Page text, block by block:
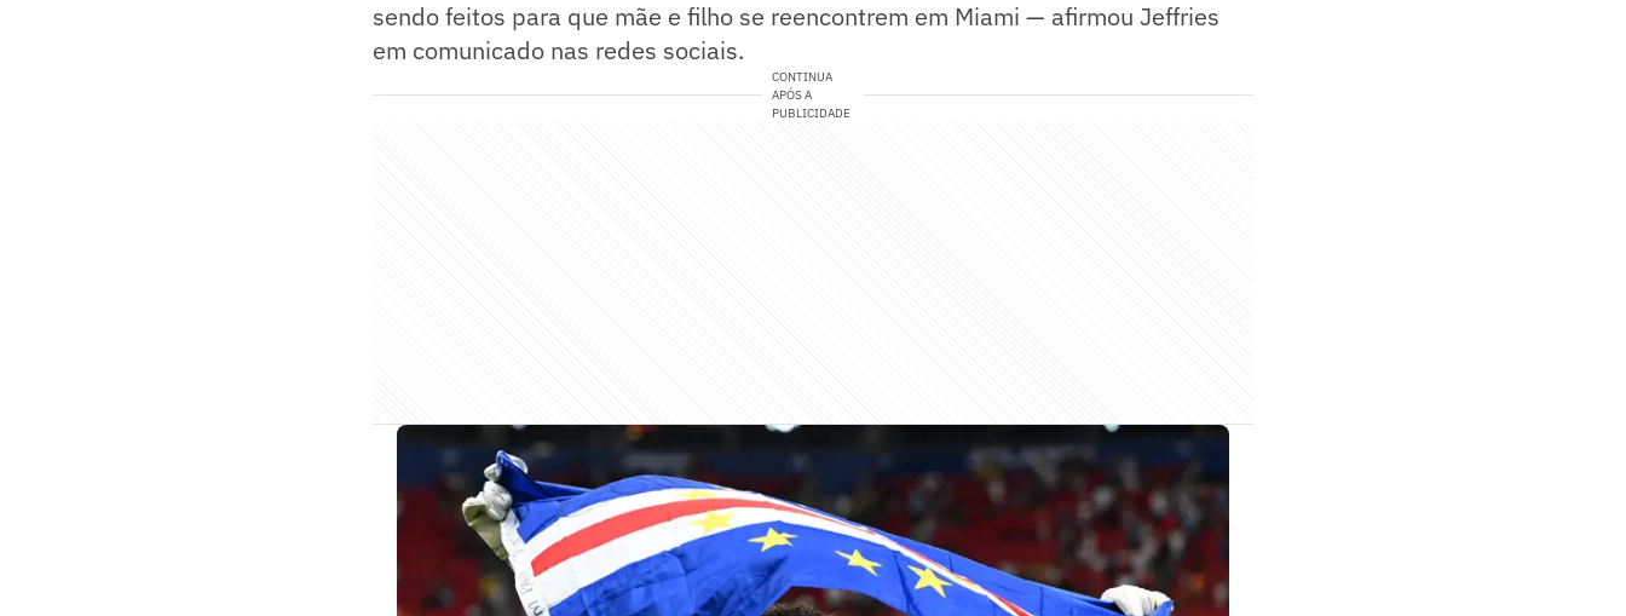
sendo feitos para que mãe e filho se reencontrem em Miami — afirmou Jeffries
em comunicado nas redes sociais.
CONTINUA
APÓS A
PUBLICIDADE